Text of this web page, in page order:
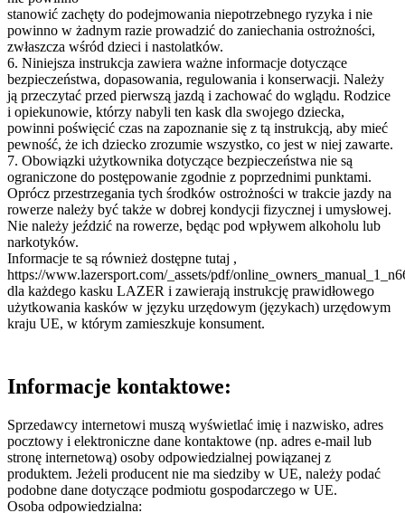
stanowić zachęty do podejmowania niepotrzebnego ryzyka i nie
powinno w żadnym razie prowadzić do zaniechania ostrożności,
zwłaszcza wśród dzieci i nastolatków.
6. Niniejsza instrukcja zawiera ważne informacje dotyczące
bezpieczeństwa, dopasowania, regulowania i konserwacji. Należy
ją przeczytać przed pierwszą jazdą i zachować do wglądu. Rodzice
i opiekunowie, którzy nabyli ten kask dla swojego dziecka,
powinni poświęcić czas na zapoznanie się z tą instrukcją, aby mieć
pewność, że ich dziecko zrozumie wszystko, co jest w niej zawarte.
7. Obowiązki użytkownika dotyczące bezpieczeństwa nie są
ograniczone do postępowanie zgodnie z poprzednimi punktami.
Oprócz przestrzegania tych środków ostrożności w trakcie jazdy na
rowerze należy być także w dobrej kondycji fizycznej i umysłowej.
Nie należy jeździć na rowerze, będąc pod wpływem alkoholu lub
narkotyków.
Informacje te są również dostępne tutaj ,
https://www.lazersport.com/_assets/pdf/
dla każdego kasku LAZER i zawierają instrukcję prawidłowego
użytkowania kasków w języku urzędowym (językach) urzędowym
kraju UE, w którym zamieszkuje konsument.
Informacje kontaktowe:
Sprzedawcy internetowi muszą wyświetlać imię i nazwisko, adres
pocztowy i elektroniczne dane kontaktowe (np. adres e-mail lub
stronę internetową) osoby odpowiedzialnej powiązanej z
produktem. Jeżeli producent nie ma siedziby w UE, należy podać
podobne dane dotyczące podmiotu gospodarczego w UE.
Osoba odpowiedzialna: